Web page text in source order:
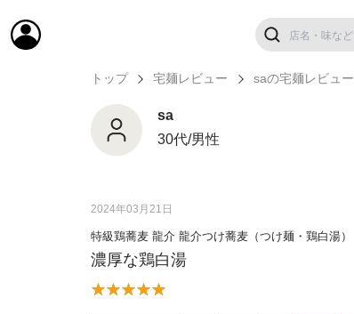
トップ 宅麺レビュー saの宅麺レビュー
sa
30代/男性
2024年03月21日
特級鶏蕎麦 龍介 龍介つけ蕎麦（つけ麺・鶏白湯）
濃厚な鶏白湯